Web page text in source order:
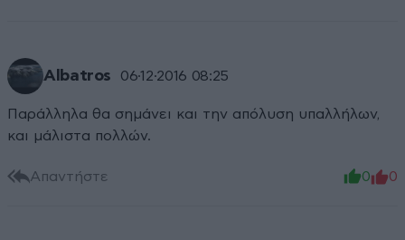
Albatros 06·12·2016 08:25
Παράλληλα θα σημάνει και την απόλυση υπαλλήλων,
και μάλιστα πολλών.
Απαντήστε 0 0